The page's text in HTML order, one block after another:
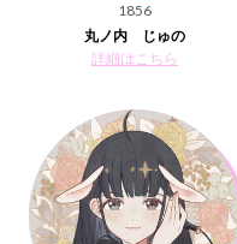
1856
丸ノ内 じゅの
詳細はこちら